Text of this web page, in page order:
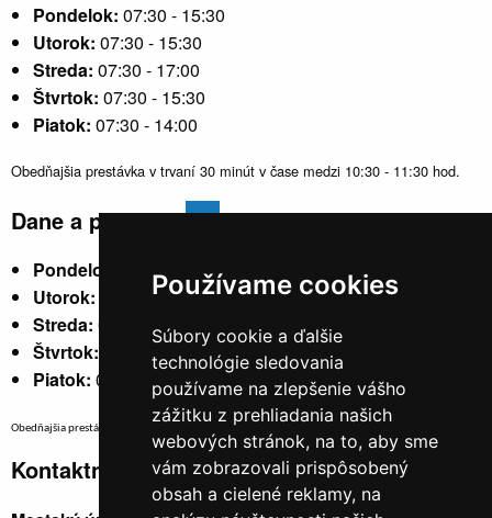
Používame cookies
Súbory cookie a ďalšie
technológie sledovania
používame na zlepšenie vášho
zážitku z prehliadania našich
webových stránok, na to, aby sme
vám zobrazovali prispôsobený
obsah a cielené reklamy, na
Pondelok: 07:30 - 15:30
Utorok: 07:30 - 15:30
Streda: 07:30 - 17:00
Štvrtok: 07:30 - 15:30
Piatok: 07:30 - 14:00
Obedňajšia prestávka v trvaní 30 minút v čase medzi 10:30 - 11:30 hod.
Dane a poplatky
Pondelok:
07:30 - 15:30
Utorok:
nestránkový
Streda: 07:30 - 17:00
Štvrtok:
nestránkový
Piatok: 07:30 - 14:00
Obedňajšia prestávka v trvaní 30 minút v čase medzi 10:30 - 11:30 hod.
Kontaktné údaje